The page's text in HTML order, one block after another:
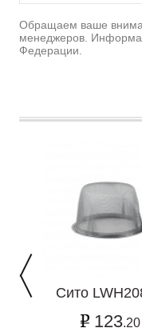
Обращаем ваше
менеджеров.
Федерации.
Сито
123.20